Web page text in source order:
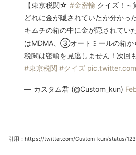
【東京税関☆ #金密輸 クイズ！～
どれに金が隠されていたか分か
キムチの箱の中に金が隠されて
はMDMA、③オートミールの箱か
税関は密輸を見逃しません！次回
#東京税関 #クイズ
— カスタム君 (@Custom_kun)
引用：https://twitter.com/Custom_kun/status/